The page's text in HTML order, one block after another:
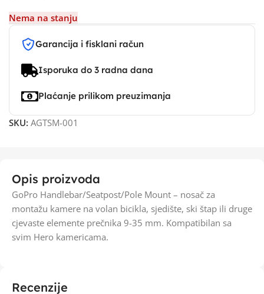
Nema na stanju
Garancija i fisklani račun
Isporuka do 3 radna dana
Plaćanje prilikom preuzimanja
SKU: AGTSM-001
Opis proizvoda
GoPro Handlebar/Seatpost/Pole Mount – nosač za
montažu kamere na volan bicikla, sjedište, ski štap ili druge
cjevaste elemente prečnika 9-35 mm. Kompatibilan sa
svim Hero kamericama.
Recenzije